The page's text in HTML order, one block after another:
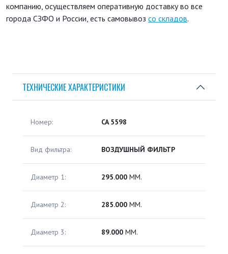
компанию, осуществляем оперативную доставку во все
города СЗФО и России, есть самовывоз со складов.
ТЕХНИЧЕСКИЕ ХАРАКТЕРИСТИКИ
Номер: CA 5598
Вид фильтра: ВОЗДУШНЫЙ ФИЛЬТР
Диаметр 1: 295.000 ММ.
Диаметр 2: 285.000 ММ.
Диаметр 3: 89.000 ММ.